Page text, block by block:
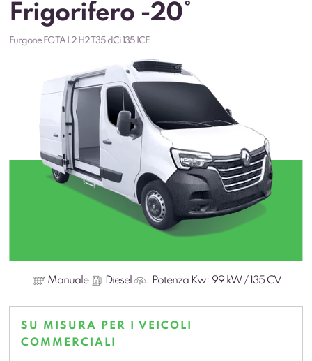
Frigorifero -20°
Furgone FG TA L2 H2 T35 dCi 135 ICE
Manuale Diesel Potenza Kw: 99 kW / 135 CV
SU MISURA PER I VEICOLI
COMMERCIALI